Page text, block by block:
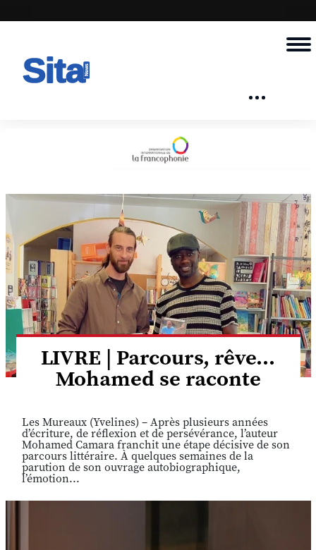
LIVRE | Parcours, rêve...
Mohamed se raconte
Les Mureaux (Yvelines) – Après plusieurs années
d’écriture, de réflexion et de persévérance, l’auteur
Mohamed Camara franchit une étape décisive de son
parcours littéraire. À quelques semaines de la
parution de son ouvrage autobiographique,
l’émotion...